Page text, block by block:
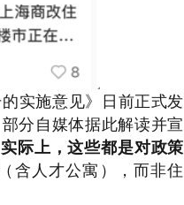
实施意见》日前正式发
分自媒体据此解读并宣
实际上，这些都是对政策
含人才公寓），而非住